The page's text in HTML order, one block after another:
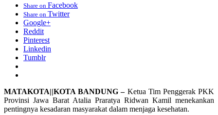
Share on Facebook
Share on Twitter
Google+
Reddit
Pinterest
Linkedin
Tumblr
MATAKOTA||KOTA BANDUNG – Ketua Tim Penggerak PKK
Provinsi Jawa Barat Atalia Praratya Ridwan Kamil menekankan
pentingnya kesadaran masyarakat dalam menjaga kesehatan.